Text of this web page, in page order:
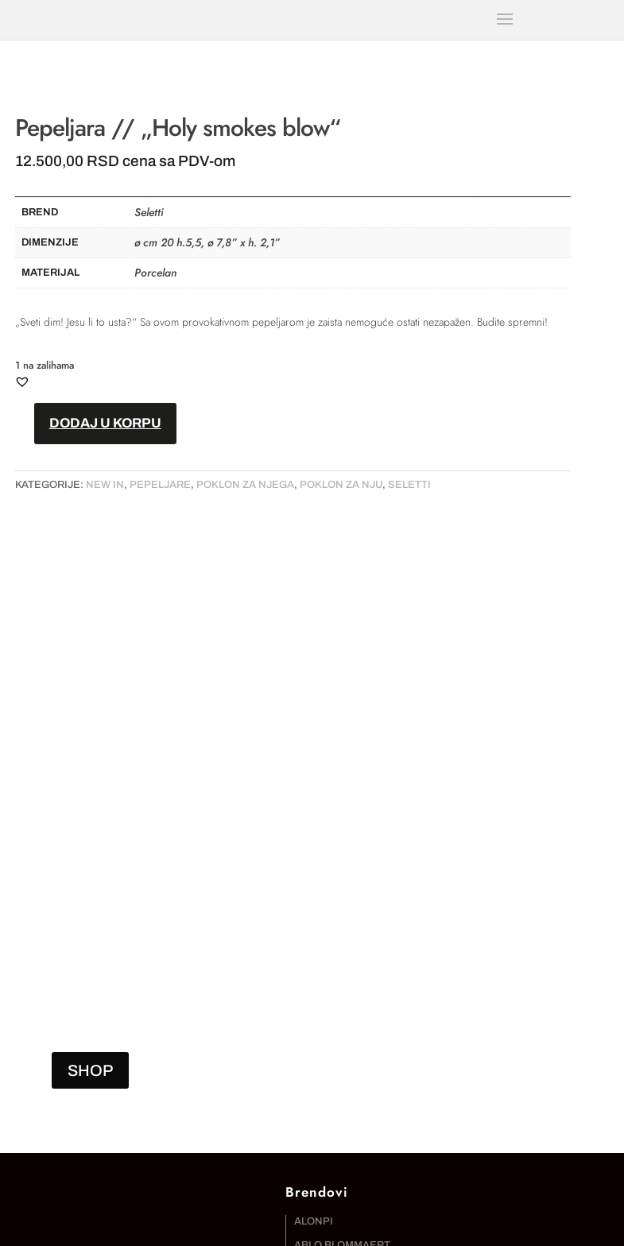
Pepeljara // „Holy smokes blow“
12.500,00 RSD cena sa PDV-om
BREND Seletti
DIMENZIJE ø cm 20 h.5,5, ø 7,8” x h. 2,1”
MATERIJAL Porcelan
„Sveti dim! Jesu li to usta?“ Sa ovom provokativnom pepeljarom je zaista nemoguće ostati nezapažen. Budite spremni!
1 na zalihama
Pepeljara
"Holy
smokes
DODAJ U KORPU
KATEGORIJE: NEW IN , PEPELJARE, POKLON ZA NJEGA, POKLON ZA NJU, SELETTI
SHOP
Brendovi
ALONPI